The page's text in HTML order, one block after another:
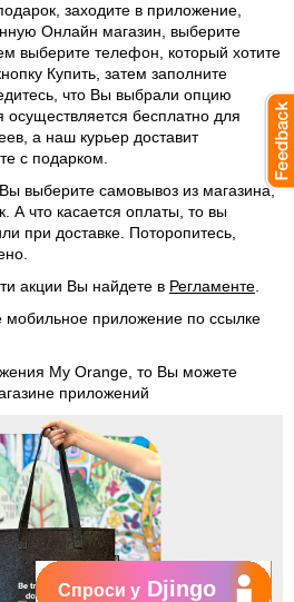
заходите в приложение,
Онлайн магазин, выберите
выберите телефон, который хотите
Купить, затем заполните
что Вы выбрали опцию
осуществляется бесплатно для
а наш курьер доставит
с подарком.
выберите самовывоз из магазина,
А что касается оплаты, то вы
при доставке. Поторопитесь,
акции Вы найдете в Регламенте
мобильное приложение по ссылке
My Orange, то Вы можете
приложений
Спроси у Djingo